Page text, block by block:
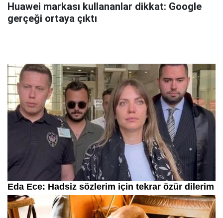
Huawei markası kullananlar dikkat: Google
gerçeği ortaya çıktı